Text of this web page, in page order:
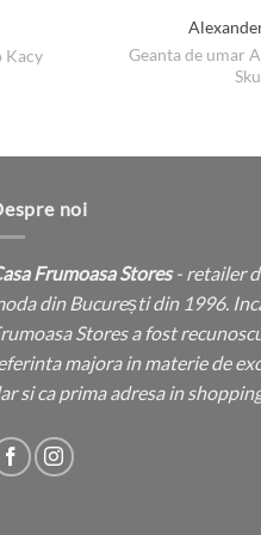
Kacy
Geanta de umar
noi
Frumoasa Stores- retailer
din București din 1996.
Stores a fost
majora in materie de
si ca prima adresa in